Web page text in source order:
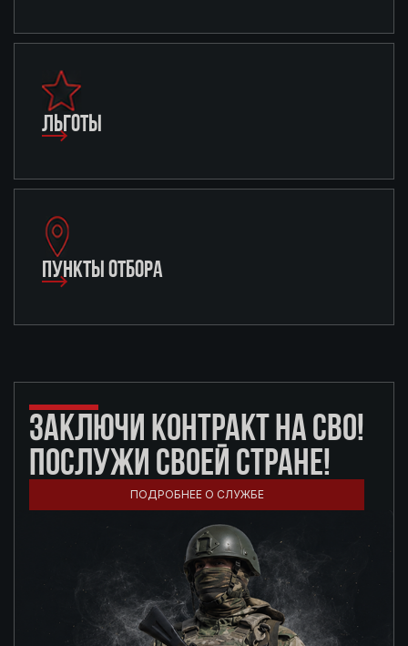
ЛЬГОТЫ
ПУНКТЫ ОТБОРА
ЗАКЛЮЧИ КОНТРАКТ НА СВО!
ПОСЛУЖИ СВОЕЙ СТРАНЕ!
ПОДРОБНЕЕ О СЛУЖБЕ